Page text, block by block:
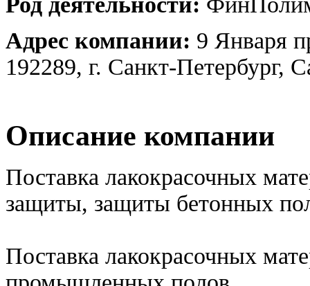
Адрес компании: 9 Января
192289, г. Санкт-Петербург,
Описание компании
Поставка лакокрасочных
защиты, защиты бетонных
Поставка лакокрасочных